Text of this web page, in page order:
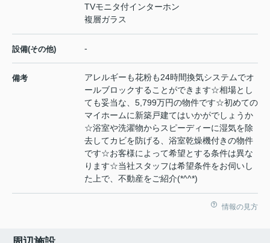
TVモニタ付インターホン
複層ガラス
設備(その他) -
備考
アレルギーも花粉も24時間換気システムでオ
ールブロックすることができます☆相場とし
ても妥当な、5,799万円の物件です☆初めての
マイホームに新築戸建てはいかがでしょうか
☆浴室や洗濯物からスピーディーに湿気を除
去してカビを防げる、浴室乾燥機付きの物件
です☆お客様によって希望とする条件は異な
ります☆当社スタッフは希望条件をお伺いし
た上で、不動産をご紹介(*^^*)
情報の見方